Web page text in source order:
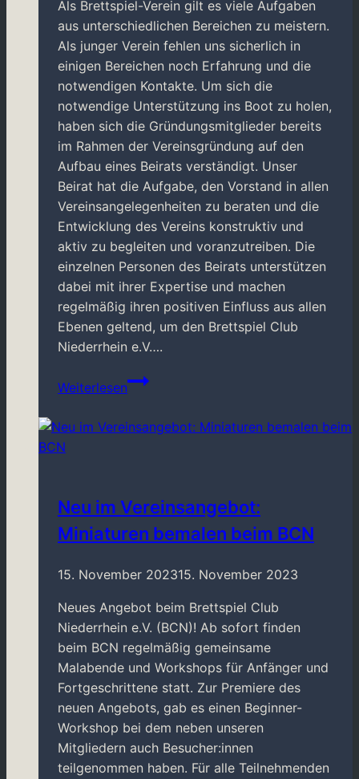
Als Brettspiel-Verein gilt es viele Aufgaben
aus unterschiedlichen Bereichen zu meistern.
Als junger Verein fehlen uns sicherlich in
einigen Bereichen noch Erfahrung und die
notwendigen Kontakte. Um sich die
notwendige Unterstützung ins Boot zu holen,
haben sich die Gründungsmitglieder bereits
im Rahmen der Vereinsgründung auf den
Aufbau eines Beirats verständigt. Unser
Beirat hat die Aufgabe, den Vorstand in allen
Vereinsangelegenheiten zu beraten und die
Entwicklung des Vereins konstruktiv und
aktiv zu begleiten und voranzutreiben. Die
einzelnen Personen des Beirats unterstützen
dabei mit ihrer Expertise und machen
regelmäßig ihren positiven Einfluss aus allen
Ebenen geltend, um den Brettspiel Club
Niederrhein e.V….
Weiterlesen
Erstes
Mitglied
für
Brettspiel
Club
Niederrein
Neu im Vereinsangebot:
Miniaturen bemalen beim BCN
15. November 202315. November 2023
Neues Angebot beim Brettspiel Club
Niederrhein e.V. (BCN)! Ab sofort finden
beim BCN regelmäßig gemeinsame
Malabende und Workshops für Anfänger und
Fortgeschrittene statt. Zur Premiere des
neuen Angebots, gab es einen Beginner-
Workshop bei dem neben unseren
Mitgliedern auch Besucher:innen
teilgenommen haben. Für alle Teilnehmenden